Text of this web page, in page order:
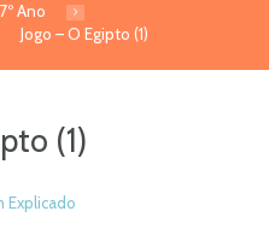
7º Ano
Jogo – O Egipto (1)
(1)
Explicado